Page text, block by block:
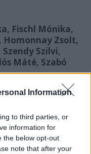
Information
to third parties, or
information for
the below opt-out
note that after your
Fischl Mónika,
Homonnay Zsolt,
Szilvi,
Máté, Szabó
Budapesti